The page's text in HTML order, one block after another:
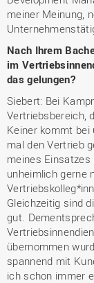
meiner Meinung,
Nach Ihrem
im
das gelungen?
Siebert: Bei
Vertriebsbereich,
Keiner kommt bei
mal den Vertrieb
meines
unheimlich gerne
Gleichzeitig sind
gut.
übernommen
spannend mit
ich schon immer